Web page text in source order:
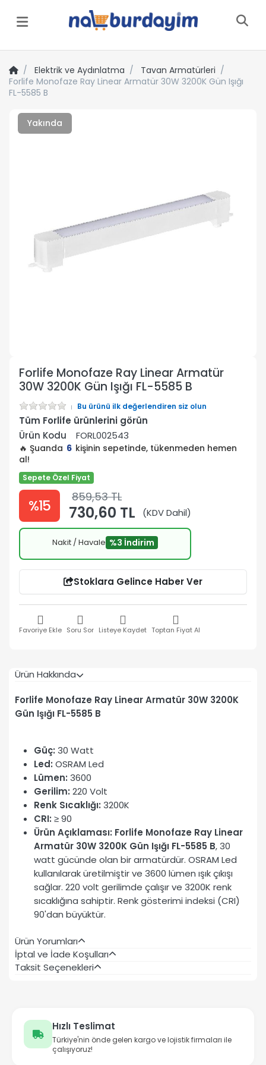
Menü
Elektrik ve Aydınlatma
Tavan Armatürleri
Forlife Monofaze Ray Linear Armatür 30W 3200K Gün Işığı
FL-5585 B
Yakında
Forlife Monofaze Ray Linear Armatür
30W 3200K Gün Işığı FL-5585 B
Bu ürünü ilk değerlendiren siz olun
Tüm Forlife ürünlerini görün
Ürün Kodu
FORL002543
🔥 Şuanda 6 kişinin sepetinde, tükenmeden hemen
al!
Sepete Özel Fiyat
%15 859,53 TL
730,60 TL (KDV Dahil)
Nakit / Havale %3 İndirim
Stoklara Gelince Haber Ver
Favoriye Ekle Soru Sor Listeye Kaydet Toptan Fiyat Al
Ürün Hakkında
Forlife Monofaze Ray Linear Armatür 30W 3200K
Gün Işığı FL-5585 B
Güç: 30 Watt
Led: OSRAM Led
Lümen: 3600
Gerilim: 220 Volt
Renk Sıcaklığı: 3200K
CRI: ≥ 90
Ürün Açıklaması: Forlife Monofaze Ray Linear
Armatür 30W 3200K Gün Işığı FL-5585 B, 30
watt gücünde olan bir armatürdür. OSRAM Led
kullanılarak üretilmiştir ve 3600 lümen ışık çıkışı
sağlar. 220 volt gerilimde çalışır ve 3200K renk
sıcaklığına sahiptir. Renk gösterimi indeksi (CRI)
90'dan büyüktür.
Ürün Yorumları
İptal ve İade Koşulları
Taksit Seçenekleri
Hızlı Teslimat
Türkiye'nin önde gelen kargo ve lojistik firmaları ile
çalışıyoruz!